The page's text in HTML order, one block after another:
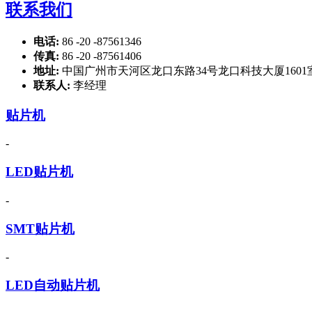
联系我们
电话: 86 -20 -87561346
传真: 86 -20 -87561406
地址: 中国广州市天河区龙口东路34号龙口科技大厦1601
联系人: 李经理
贴片机
-
LED贴片机
-
SMT贴片机
-
LED自动贴片机